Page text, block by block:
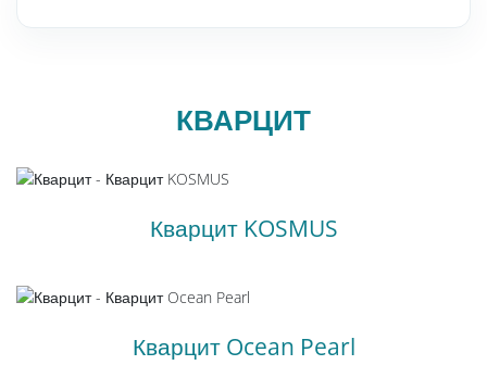
КВАРЦИТ
Кварцит KOSMUS
Кварцит Ocean Pearl